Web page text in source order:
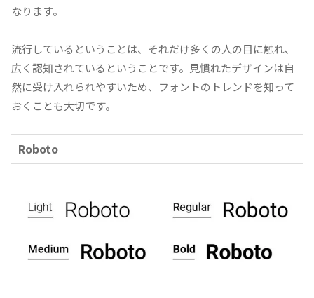
なります。
流行しているということは、それだけ多くの人の目に触れ、
広く認知されているということです。見慣れたデザインは自
然に受け入れられやすいため、フォントのトレンドを知って
おくことも大切です。
Roboto